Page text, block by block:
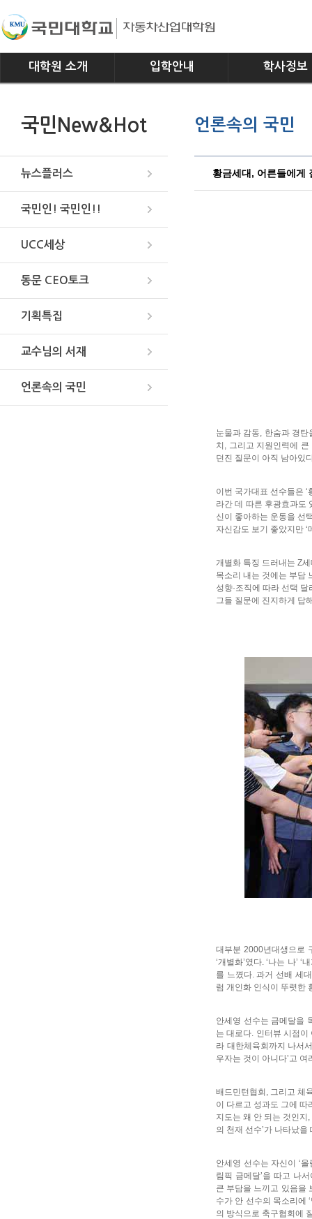
대학원 소개
연혁
입학안내 학사정보
교과과정
국민New&Hot
뉴스플러스
국민인! 국민인!!
UCC세상
동문 CEO토크
기획특집
교수님의 서재
언론속의 국민
언론속의 국민
황금세대, 어른들에게
눈물과 감동, 한숨과 경
치, 그리고 지원인력에
던진 질문이 아직 남아있
이번 국가대표 선수들은
라간 데 따른 후광효과도
신이 좋아하는 운동을 선
자신감도 보기 좋았지만
개별화 특징 드러내는 Z
목소리 내는 것에는 부담
성향·조직에 따라 선택 달
그들 질문에 진지하게 답
대부분 2000년대생으로
‘개별화’였다. ‘나는 나’
를 느꼈다. 과거 선배 세
럼 개인화 인식이 뚜렷한
안세영 선수는 금메달을
는 대로다. 인터뷰 시점
라 대한체육회까지 나서
우자는 것이 아니다’고 여
배드민턴협회, 그리고 체
이 다르고 성과도 그에
지도는 왜 안 되는 것인지
의 천재 선수’가 나타났
안세영 선수는 자신이 ‘
림픽 금메달’을 따고 나
큰 부담을 느끼고 있음을
수가 안 선수의 목소리에
의 방식으로 축구협회에